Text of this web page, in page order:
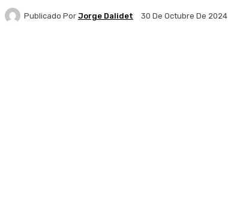
Publicado Por Jorge Dalidet 30 De Octubre De 2024